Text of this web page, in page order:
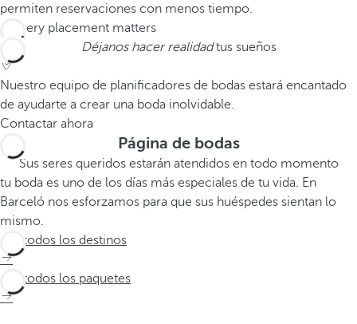
permiten reservaciones con menos tiempo.
Déjanos hacer realidadtus sueños
Nuestro equipo de planificadores de bodas estará encantado
de ayudarte a crear una boda inolvidable.
Contactar ahora
Página de bodas
Sus seres queridos estarán atendidos en todo momento
tu boda es uno de los días más especiales de tu vida. En
Barceló nos esforzamos para que sus huéspedes sientan lo
mismo.
Ver todos los destinos
Ver todos los paquetes